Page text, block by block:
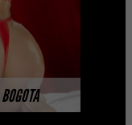
BOGOTA